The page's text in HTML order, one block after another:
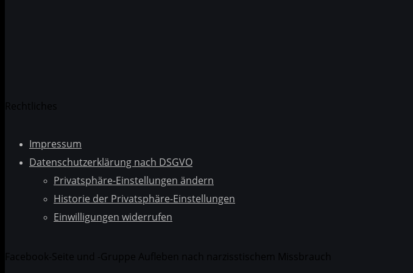
Rechtliches
Impressum
Datenschutzerklärung nach DSGVO
Privatsphäre-Einstellungen ändern
Historie der Privatsphäre-Einstellungen
Einwilligungen widerrufen
Facebook-Seite und -Gruppe Aufleben nach narzisstischem Missbrauch